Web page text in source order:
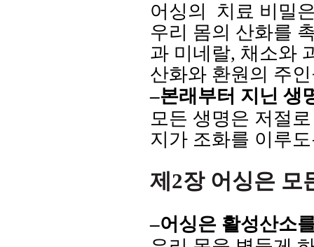
어싱의
치료 비밀
우리 몸의 산화를
과 미네랄, 채소와
산화와 환원의 주
–본래부터 지닌 생
모든 생명은 저절
지가 조화를 이루
제 2장 어싱은 모
–어싱은 활성산소